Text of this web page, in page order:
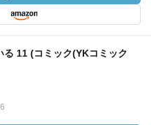
る 11 (コミック(YKコミック